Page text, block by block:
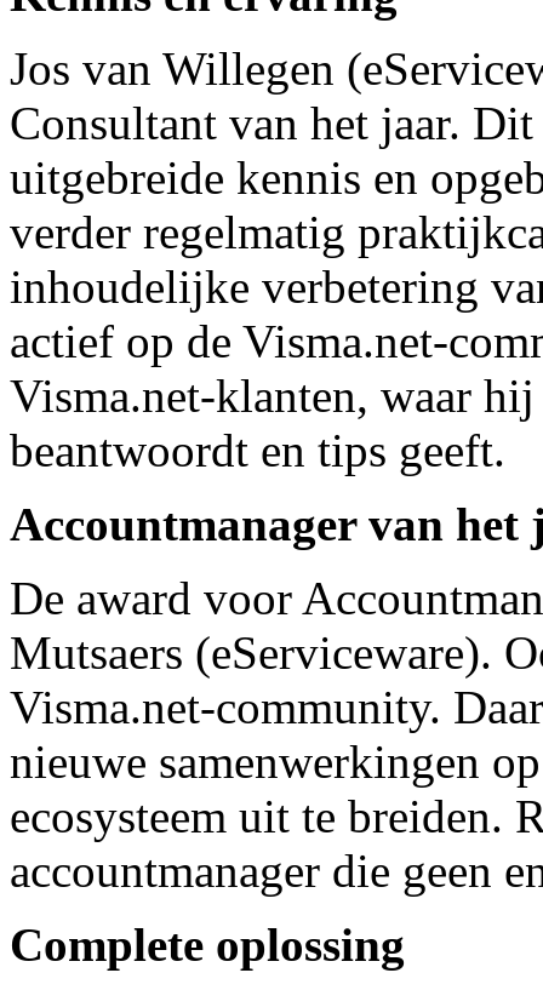
Jos van Willegen
Consultant van het jaar.
uitgebreide kennis en
verder regelmatig
inhoudelijke verbetering
actief op de Visma.net-
Visma.net-klanten, waar
beantwoordt en tips geeft.
Accountmanager van het
De award voor
Mutsaers (eServiceware).
Visma.net-community.
nieuwe samenwerkingen
ecosysteem uit te breiden.
accountmanager die geen
Complete oplossing